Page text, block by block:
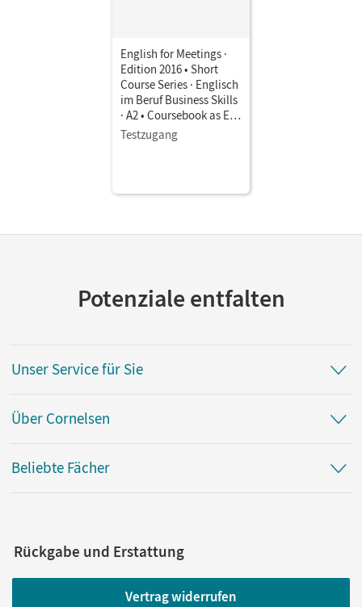
English for Meetings ·
Edition 2016 • Short
Course Series · Englisch
im Beruf Business Skills
· A2 • Coursebook as E-
Book
Testzugang
Potenziale entfalten
Unser Service für Sie
Über Cornelsen
Beliebte Fächer
Rückgabe und Erstattung
Vertrag widerrufen